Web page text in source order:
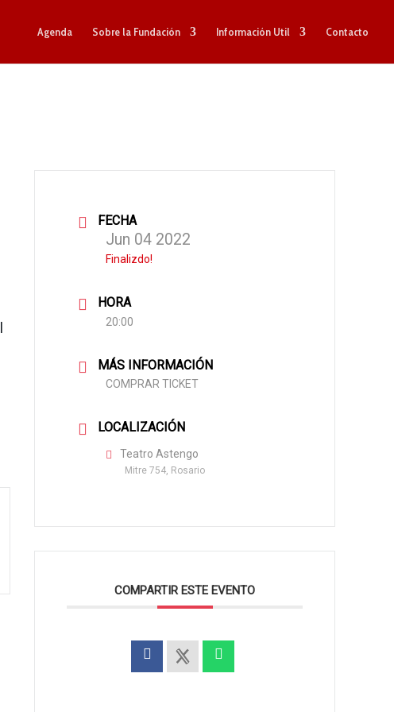
Agenda Sobre la Fundación Información Util Contacto
FECHA
Jun 04 2022
Finalizdo!
HORA
20:00
MÁS INFORMACIÓN
COMPRAR TICKET
LOCALIZACIÓN
Teatro Astengo
Mitre 754, Rosario
COMPARTIR ESTE EVENTO